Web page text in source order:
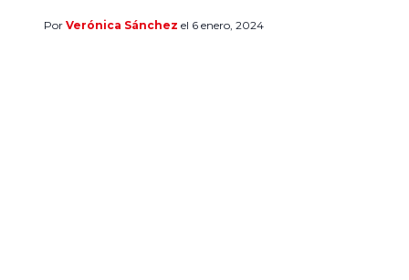
confirmó que Gerard Butler, quien dio voz a
Por Verónica Sánchez el 6 enero, 2024